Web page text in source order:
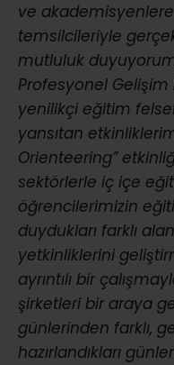
ve
temsilcileriyle
mutluluk
Profesyonel
yenilikçi eğitim
yansıtan
Orienteering”
sektörlerle iç içe
öğrencilerimizin
duydukları farklı
yetkinliklerini
ayrıntılı bir
şirketleri bir araya
günlerinden farklı,
hazırlandıkları